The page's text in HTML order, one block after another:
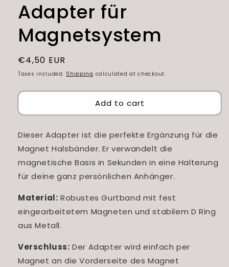
Adapter für
Magnetsystem
Regular
price
€4,50 EUR
Taxes included. Shipping calculated at checkout.
Add to cart
Dieser Adapter ist die perfekte Ergänzung für die
Magnet Halsbänder. Er verwandelt die
magnetische Basis in Sekunden in eine Halterung
für deine ganz persönlichen Anhänger.
Material: Robustes Gurtband mit fest
eingearbeitetem Magneten und stabilem D Ring
aus Metall.
Verschluss: Der Adapter wird einfach per
Magnet an die Vorderseite des Magnet